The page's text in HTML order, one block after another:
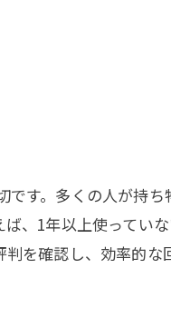
ト
す。多くの人が持
、1年以上使ってい
を確認し、効率的